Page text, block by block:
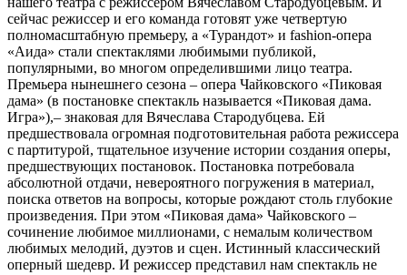
сейчас режиссер и его команда готовят уже четвертую
полномасштабную премьеру, а «Турандот» и fashion-опера
«Аида» стали спектаклями любимыми публикой,
популярными, во многом определившими лицо театра.
Премьера нынешнего сезона – опера Чайковского «Пиковая
дама» (в постановке спектакль называется «Пиковая дама.
Игра»),– знаковая для Вячеслава Стародубцева. Ей
предшествовала огромная подготовительная работа режиссера
с партитурой, тщательное изучение истории создания оперы,
предшествующих постановок. Постановка потребовала
абсолютной отдачи, невероятного погружения в материал,
поиска ответов на вопросы, которые рождают столь глубокие
произведения. При этом «Пиковая дама» Чайковского –
сочинение любимое миллионами, с немалым количеством
любимых мелодий, дуэтов и сцен. Истинный классический
оперный шедевр. И режиссер представил нам спектакль не